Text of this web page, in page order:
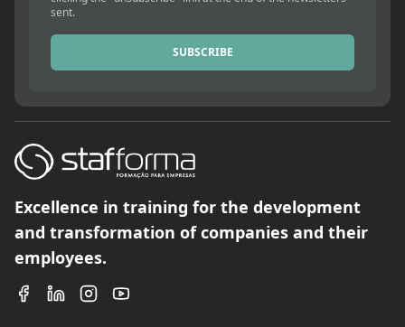
sent.
SUBSCRIBE
Excellence in training for the development
and transformation of companies and their
employees.